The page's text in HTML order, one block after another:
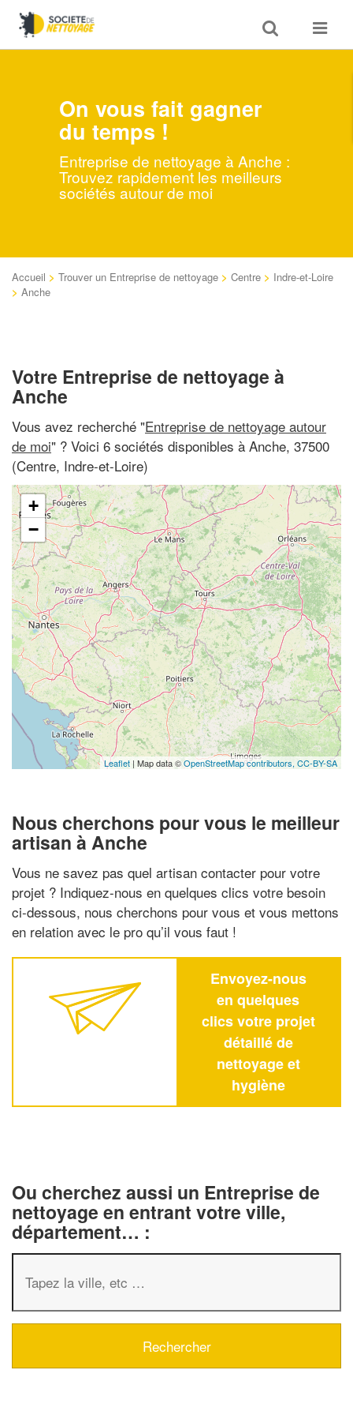
Toggle
search
Toggle
On vous fait gagner
du temps !
Entreprise de nettoyage à Anche :
Trouvez rapidement les meilleurs
sociétés autour de moi
Accueil > Trouver un Entreprise de nettoyage > Centre > Indre-et-Loire
> Anche
Votre Entreprise de nettoyage à
Anche
Vous avez recherché "Entreprise de nettoyage autour
de moi" ? Voici 6 sociétés disponibles à Anche, 37500
(Centre, Indre-et-Loire)
+
−
Leaflet | Map data ©OpenStreetMap contributors, CC-BY-SA
Nous cherchons pour vous le meilleur
artisan à Anche
Vous ne savez pas quel artisan contacter pour votre
projet ? Indiquez-nous en quelques clics votre besoin
ci-dessous, nous cherchons pour vous et vous mettons
en relation avec le pro qu’il vous faut !
Envoyez-nous
en quelques
clics votre projet
détaillé de
nettoyage et
hygiène
Ou cherchez aussi un Entreprise de
nettoyage en entrant votre ville,
département… :